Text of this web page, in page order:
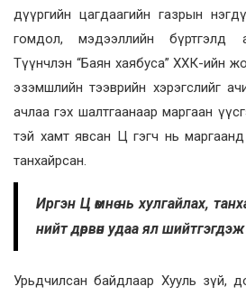
дүүргийн цагдаагийн газрын
гомдол, мэдээллийн бүртгэлд
Түүнчлэн “Баян хаябуса” ХХК-ийн
эзэмшлийн тээврийн хэрэгслийг
ачлаа гэх шалтгаанаар маргаан
тэй хамт явсан Ц гэгч нь
танхайрсан.
Иргэн Ц өмнө нь хулгайлах,
нийт дөрвөн удаа ял
Урьдчилсан байдлаар Хууль зүй,